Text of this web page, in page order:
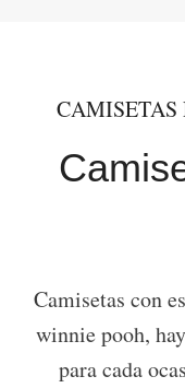
CAMISETAS
Camisetas con
winnie pooh,
para cada